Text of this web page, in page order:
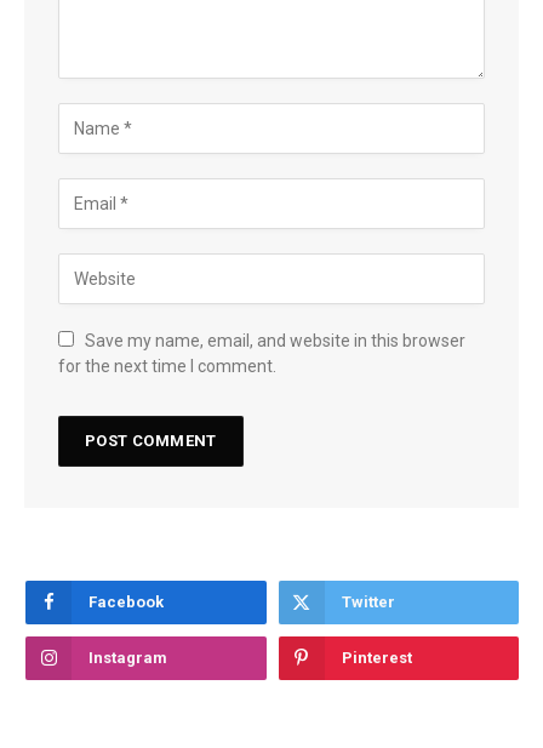
Save my name, email, and website in this browser
for the next time I comment.
Facebook Twitter
Instagram Pinterest